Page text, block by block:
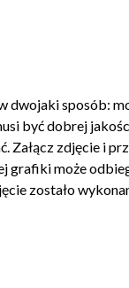
sposób:
być dobrej
Załącz zdjęcie i
może
zostało